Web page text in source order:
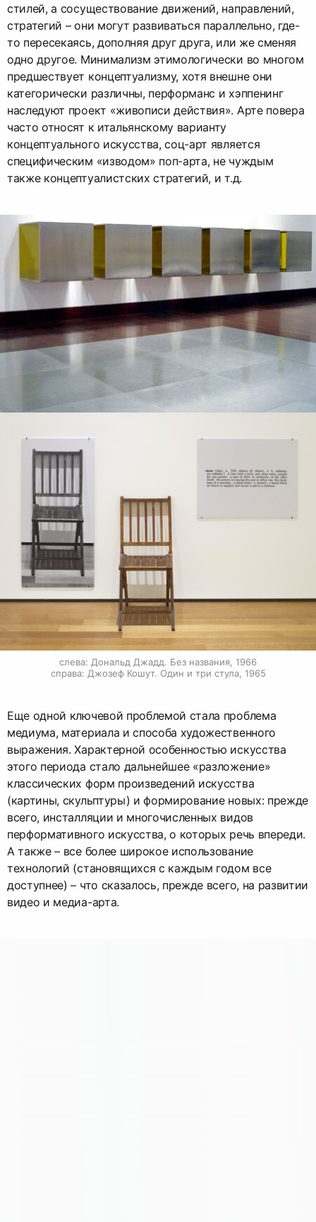
стилей, а сосуществование движений, направлений,
стратегий – они могут развиваться параллельно, где-
то пересекаясь, дополняя друг друга, или же сменяя
одно другое. Минимализм этимологически во многом
предшествует концептуализму, хотя внешне они
категорически различны, перформанс и хэппенинг
наследуют проект «живописи действия». Арте повера
часто относят к итальянскому варианту
концептуального искусства, соц-арт является
специфическим «изводом» поп-арта, не чуждым
также концептуалистских стратегий, и т.д.
слева: Дональд Джадд. Без названия, 1966
справа: Джозеф Кошут. Один и три стула, 1965
Еще одной ключевой проблемой стала проблема
медиума, материала и способа художественного
выражения. Характерной особенностью искусства
этого периода стало дальнейшее «разложение»
классических форм произведений искусства
(картины, скульптуры) и формирование новых: прежде
всего, инсталляции и многочисленных видов
перформативного искусства, о которых речь впереди.
А также – все более широкое использование
технологий (становящихся с каждым годом все
доступнее) – что сказалось, прежде всего, на развитии
видео и медиа-арта.